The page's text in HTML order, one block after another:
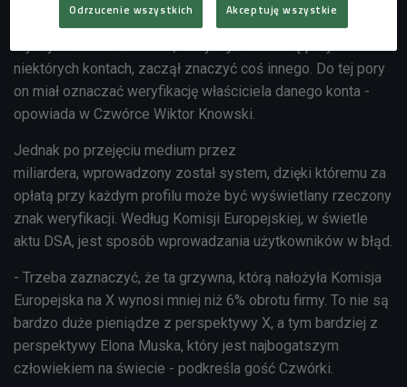
Twittera pod koniec 2022 roku i przemianował go na X, ten
niektórych kontach, zaczął znaczyć coś innego. Do tej pory
on miał oznaczać weryfikację właściciela danego konta -
opowiada w Czwórce Wiktor Knowski.
Jednak po przejęciu medium przez
miliardera, wprowadzony został system, dzięki któremu za
opłatą przy każdym profilu może być wyświetlany rzeczony
znak weryfikacji. Według Komisji Europejskiej, w świetle
aktu DSA, jest sposób wprowadzania użytkowników w błąd.
- Trzeba zaznaczyć, że ta grzywna, którą nałożyła Komisja
Europejska na X wynosi mniej niż 6% obrotu firmy. To nie są
bardzo duże pieniądze z perspektywy X, a tym bardziej z
perspektywy Elona Muska, który jest najbogatszym
człowiekiem na świecie - podkreśla gość Czwórki.
Odrzucenie wszystkich Akceptuję wszystkie